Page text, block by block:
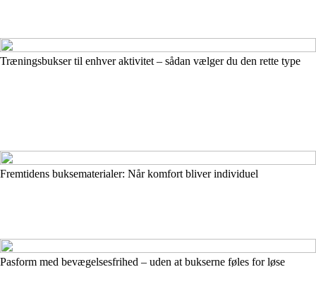
Træningsbukser til enhver aktivitet – sådan vælger du den rette type
Fremtidens buksematerialer: Når komfort bliver individuel
Pasform med bevægelsesfrihed – uden at bukserne føles for løse